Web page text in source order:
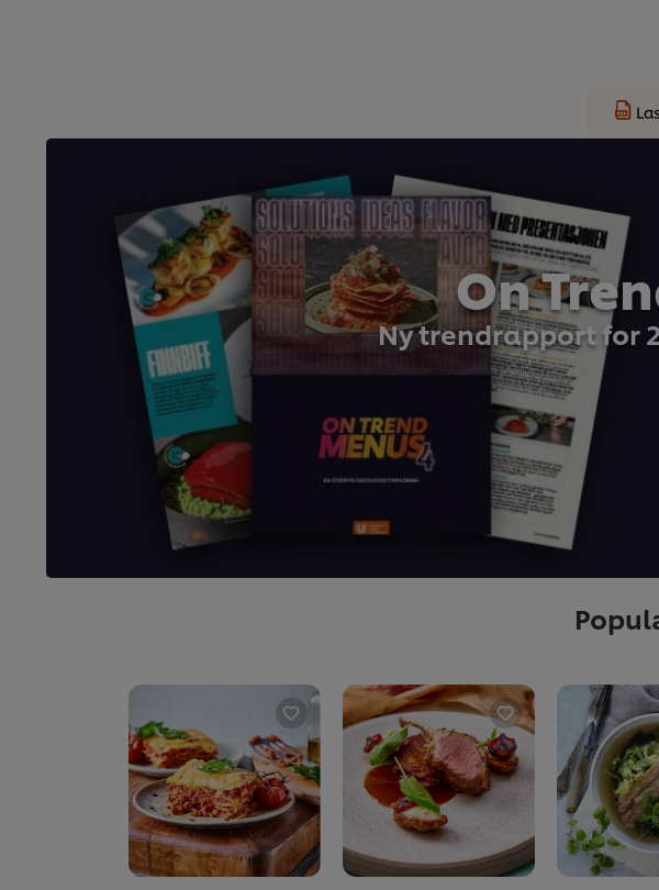
On
Ny trendrapport for